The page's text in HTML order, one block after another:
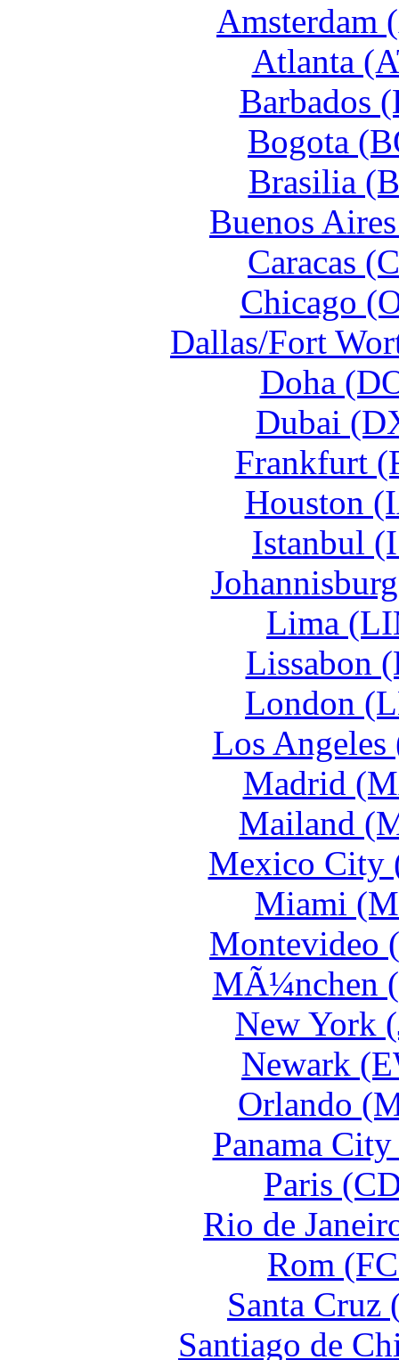
Amsterdam
Atlanta
Barbados
Bogota
Brasilia
Buenos
Caracas
Chicago
Dallas/Fort
Doha
Dubai
Frankfurt
Houston
Istanbul
Lima
Lissabon
London
Los
Madrid
Mailand
Mexico City
Miami
Montevideo
MÃ¼nchen
New York
Newark
Orlando
Panama
Paris
Rio de
Rom
Santa
Santiago de